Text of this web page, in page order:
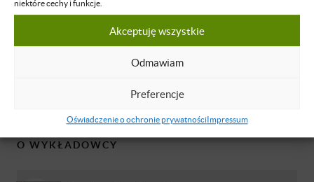
niektóre cechy i funkcje.
Akceptuję wszystkie
Odmawiam
Preferencje
Oświadczenie o ochronie prywatnościImpressum
Brak dostępu
Zaloguj się
O WYKŁADOWCY